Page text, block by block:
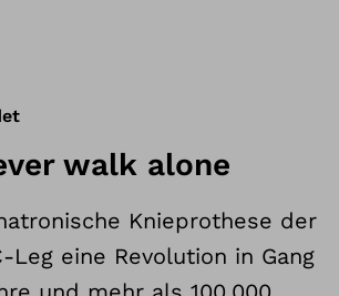
walk alone
Knieprothese der
Leg eine Revolution in Gang